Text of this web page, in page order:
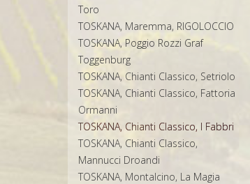
Toro
TOSKANA, Maremma, RIGOLOCCIO
TOSKANA, Poggio Rozzi Graf
Toggenburg
TOSKANA, Chianti Classico, Setriolo
TOSKANA, Chianti Classico, Fattoria
Ormanni
TOSKANA, Chianti Classico, I Fabbri
TOSKANA, Chianti Classico,
Mannucci Droandi
TOSKANA, Montalcino, La Magia